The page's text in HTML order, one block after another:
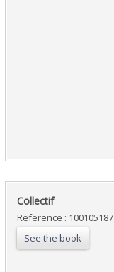
‎Collectif‎
Reference : 100105187
See the book